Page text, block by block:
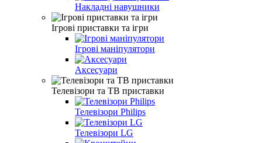
Накладні навушники
Ігрові приставки та ігри
Ігрові маніпулятори
Аксесуари
Телевізори та ТВ приставки
Телевізори Philips
Телевізори LG